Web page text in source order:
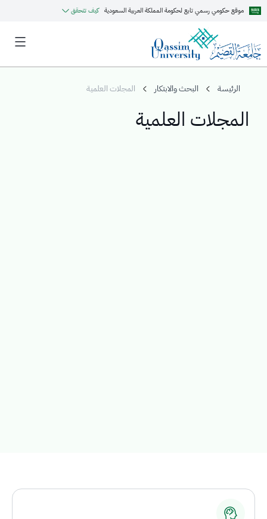
موقع حكومي رسمي تابع لحكومة المملكة العربية السعودية كيف تتحقق
الرئيسة البحث والابتكار المجلات العلمية
المجلات العلمية